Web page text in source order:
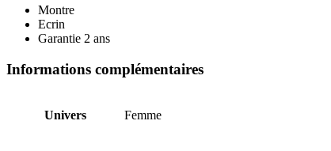
Montre
Ecrin
Garantie 2 ans
Informations complémentaires
Univers Femme